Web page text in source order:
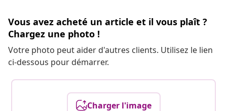
Vous avez acheté un article et il vous plaît ?
Chargez une photo !
Votre photo peut aider d'autres clients. Utilisez le lien
ci-dessous pour démarrer.
Charger l'image